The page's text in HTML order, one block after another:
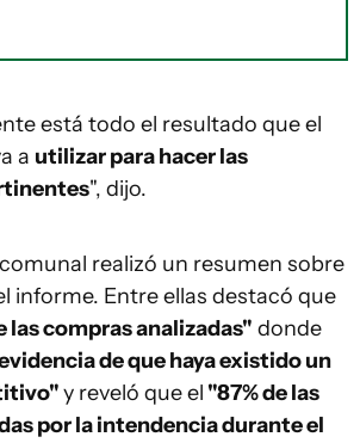
está todo el resultado que el
a utilizar para hacer las
", dijo.
realizó un resumen sobre
informe. Entre ellas destacó que
las compras analizadas" donde
de que haya existido un
y reveló que el "87% de las
por la intendencia durante el